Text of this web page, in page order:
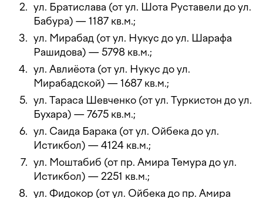
ул. Братислава (от ул. Шота Руставели до ул.
Бабура) — 1187 кв.м.;
ул. Мирабад (от ул. Нукус до ул. Шарафа
Рашидова) — 5798 кв.м.;
ул. Авлиёота (от ул. Нукус до ул.
Мирабадской) — 1687 кв.м.;
ул. Тараса Шевченко (от ул. Туркистон до ул.
Бухара) — 7675 кв.м.;
ул. Саида Барака (от ул. Ойбека до ул.
Истикбол) — 4124 кв.м.;
ул. Моштабиб (от пр. Амира Темура до ул.
Истикбол) — 2251 кв.м.;
ул. Фидокор (от ул. Ойбека до пр. Амира